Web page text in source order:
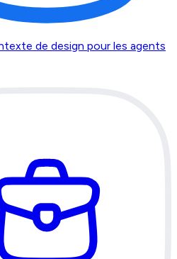
de design pour les agents